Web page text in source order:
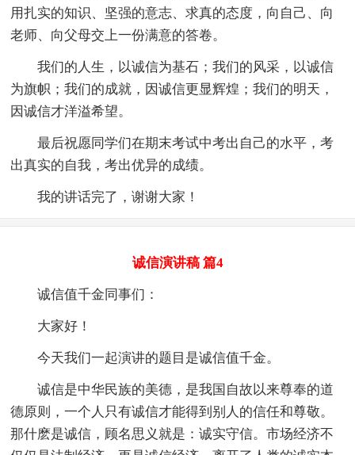
用扎实的知识、坚强的意志、求真的态度，向自己、向
老师、向父母交上一份满意的答卷。
我们的人生，以诚信为基石；我们的风采，以诚信
为旗帜；我们的成就，因诚信更显辉煌；我们的明天，
因诚信才洋溢希望。
最后祝愿同学们在期末考试中考出自己的水平，考
出真实的自我，考出优异的成绩。
我的讲话完了，谢谢大家！
诚信演讲稿 篇4
诚信值千金同事们：
大家好！
今天我们一起演讲的题目是诚信值千金。
诚信是中华民族的美德，是我国自故以来尊奉的道
德原则，一个人只有诚信才能得到别人的信任和尊敬。
那什麽是诚信，顾名思义就是：诚实守信。市场经济不